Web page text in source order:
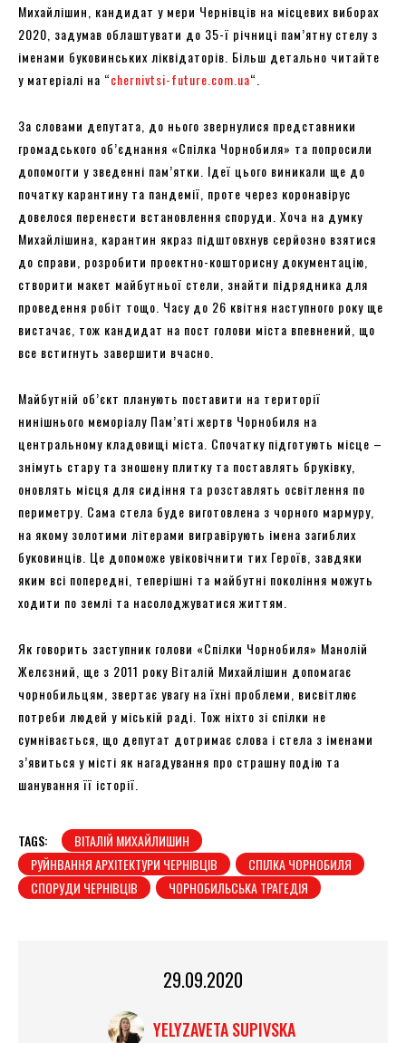
Михайлішин, кандидат у мери Чернівців на місцевих виборах
2020, задумав облаштувати до 35-ї річниці пам’ятну стелу з
іменами буковинських ліквідаторів. Більш детально читайте
у матеріалі на “chernivtsi-future.com.ua“.
За словами депутата, до нього звернулися представники
громадського об’єднання «Спілка Чорнобиля» та попросили
допомогти у зведенні пам’ятки. Ідеї цього виникали ще до
початку карантину та пандемії, проте через коронавірус
довелося перенести встановлення споруди. Хоча на думку
Михайлішина, карантин якраз підштовхнув серйозно взятися
до справи, розробити проектно-кошторисну документацію,
створити макет майбутньої стели, знайти підрядника для
проведення робіт тощо. Часу до 26 квітня наступного року ще
вистачає, тож кандидат на пост голови міста впевнений, що
все встигнуть завершити вчасно.
Майбутній об’єкт планують поставити на території
нинішнього меморіалу Пам’яті жертв Чорнобиля на
центральному кладовищі міста. Спочатку підготують місце –
знімуть стару та зношену плитку та поставлять бруківку,
оновлять місця для сидіння та розставлять освітлення по
периметру. Сама стела буде виготовлена з чорного мармуру,
на якому золотими літерами вигравірують імена загиблих
буковинців. Це допоможе увіковічнити тих Героїв, завдяки
яким всі попередні, теперішні та майбутні покоління можуть
ходити по землі та насолоджуватися життям.
Як говорить заступник голови «Спілки Чорнобиля» Манолій
Желєзний, ще з 2011 року Віталій Михайлішин допомагає
чорнобильцям, звертає увагу на їхні проблеми, висвітлює
потреби людей у міській раді. Тож ніхто зі спілки не
сумнівається, що депутат дотримає слова і стела з іменами
з’явиться у місті як нагадування про страшну подію та
шанування її історії.
TAGS:
ВІТАЛІЙ МИХАЙЛИШИН
РУЙНВАННЯ АРХІТЕКТУРИ ЧЕРНІВЦІВ
СПІЛКА ЧОРНОБИЛЯ
СПОРУДИ ЧЕРНІВЦІВ
ЧОРНОБИЛЬСЬКА ТРАГЕДІЯ
29.09.2020
YELYZAVETA SUPIVSKA